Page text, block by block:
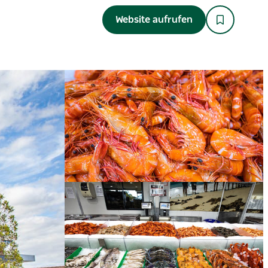
Website aufrufen